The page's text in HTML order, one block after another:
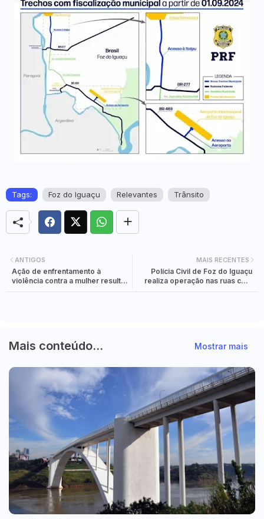
Tags: Foz do Iguaçu Relevantes Trânsito
MAIS RECENTES
Polícia Civil de Foz do Iguaçu
realiza operação nas ruas com
ANTIGOS
Ação de enfrentamento à
violência contra a mulher resulta
Mais conteúdo... Mostrar mais